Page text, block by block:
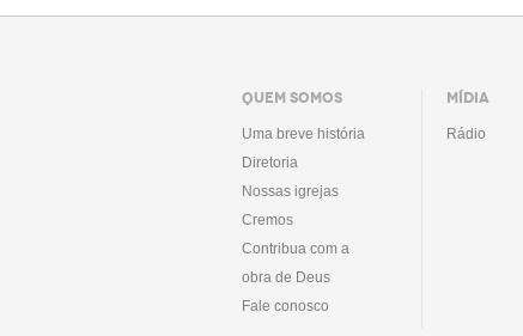
QUEM SOMOS
Uma breve história
Diretoria
Nossas igrejas
Cremos
Contribua com a
obra de Deus
Fale conosco
MÍDIA
Rádio